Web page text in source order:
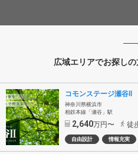
広域エリアでお探し
コモンステージ瀬谷Ⅱ
神奈川県横浜市
相鉄本線「瀬谷」駅
2,640万円〜 徒
自由設計 情報充実